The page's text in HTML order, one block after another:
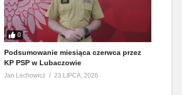
0
Podsumowanie miesiąca czerwca przez
KP PSP w Lubaczowie
Jan Lechowicz 23 LIPCA, 2026